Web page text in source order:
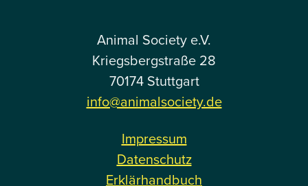
Animal Society e.V.
Kriegsbergstraße 28
70174 Stuttgart
info@animalsociety.de
Impressum
Datenschutz
Erklärhandbuch